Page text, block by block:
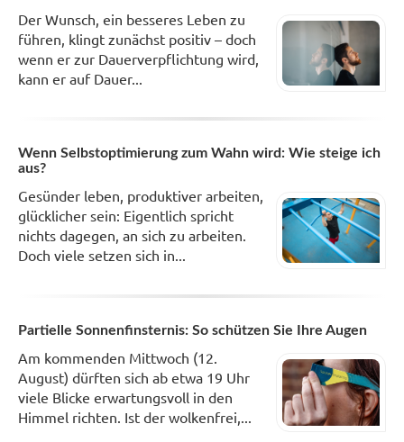
Der Wunsch, ein besseres Leben zu
führen, klingt zunächst positiv – doch
wenn er zur Dauerverpflichtung wird,
kann er auf Dauer...
Wenn Selbstoptimierung zum Wahn wird: Wie steige ich
aus?
Gesünder leben, produktiver arbeiten,
glücklicher sein: Eigentlich spricht
nichts dagegen, an sich zu arbeiten.
Doch viele setzen sich in...
Partielle Sonnenfinsternis: So schützen Sie Ihre Augen
Am kommenden Mittwoch (12.
August) dürften sich ab etwa 19 Uhr
viele Blicke erwartungsvoll in den
Himmel richten. Ist der wolkenfrei,...